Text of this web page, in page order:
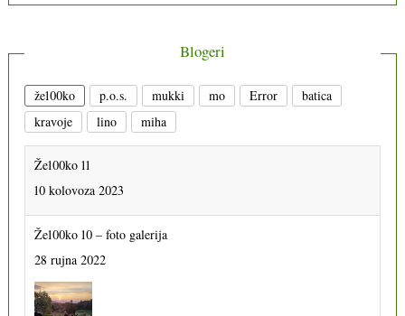
Blogeri
že100ko p.o.s. mukki mo Error
batica
kravoje
lino miha
Že100ko 11
10 kolovoza 2023
Že100ko 10 – foto galerija
28 rujna 2022